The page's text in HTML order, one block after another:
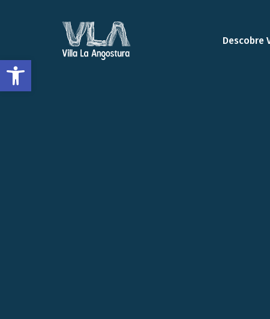
Abrir a barra de ferramentas
Descobre